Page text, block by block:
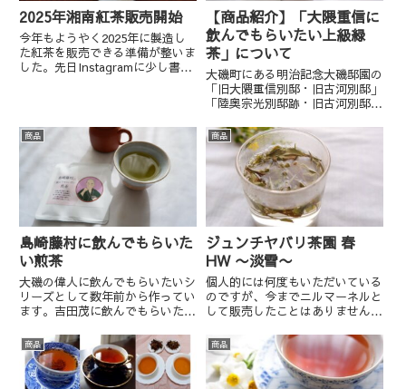
2025年湘南紅茶販売開始
今年もようやく2025年に製造し
た紅茶を販売できる準備が整いま
した。先日Instagramに少し書い
を仰っているので、そういう年な
のでしょうか。「湘南...
【商品紹介】「大隈重信に
飲んでもらいたい上級緑
茶」について
大磯町にある明治記念大磯邸園の
「旧大隈重信別邸・旧古河別邸」
「陸奥宗光別邸跡・旧古河別邸」
されています。それに合わせ、
（お茶の店ニルマーネル店主の趣
味で）「大隈重信に飲んでもらい
たい上級緑茶」を販売させて...
商品
島崎藤村に飲んでもらいた
い煎茶
大磯の偉人に飲んでもらいたいシ
リーズとして数年前から作ってい
ます。吉田茂に飲んでもらいたい
んでもらいたいほうじ茶松本順に
飲んでもらいたいミルクティブレ
ンド伊藤博文に飲んでもらいたい
番茶大隈重信に飲んでもらいた
商品
ジュンチヤバリ茶園 春
HW 〜淡雪〜
個人的には何度もいただいている
のですが、今までニルマーネルと
して販売したことはありませんで
の山菜のような仄かな苦味が、春
一番の新芽で作られていることを
改めて感じさせます。 繊細さと
儚さが、ふわりふわりと舞う春
商品 商品